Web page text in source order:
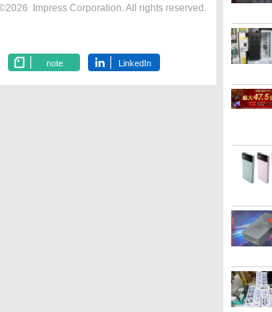
2026 Impress Corporation. All rights reserved.
note LinkedIn